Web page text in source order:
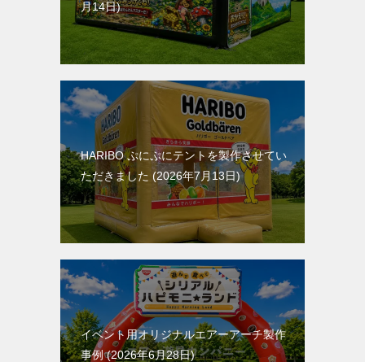
月14日
HARIBO ぷにぷにテントを製作させてい
ただきました
2026年7月13日
イベント用オリジナルエアーアーチ製作
事例
2026年6月28日